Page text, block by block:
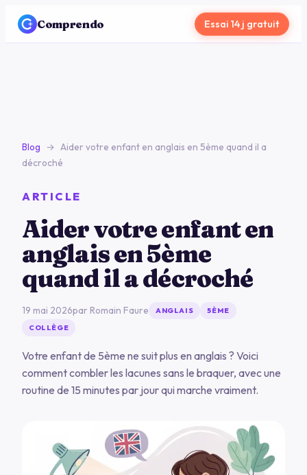
Comprendo Essai 14 j gratuit
Blog → Aider votre enfant en anglais en 5ème quand il a
décroché
ARTICLE
Aider votre enfant en
anglais en 5ème
quand il a décroché
19 mai 2026par Romain Faure ANGLAIS
5ÈME
COLLÈGE
Votre enfant de 5ème ne suit plus en anglais ? Voici
comment combler les lacunes sans le braquer, avec une
routine de 15 minutes par jour qui marche vraiment.